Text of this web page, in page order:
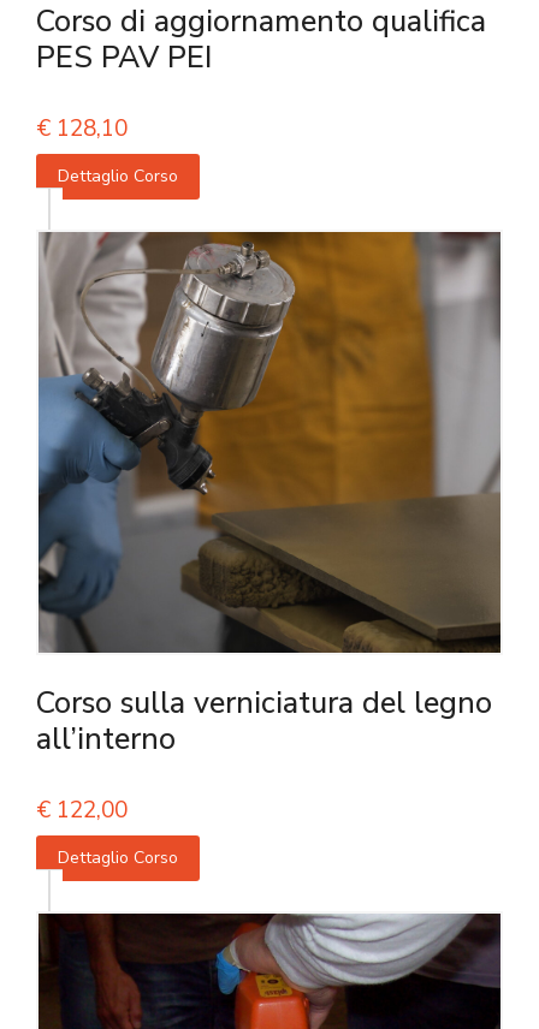
Corso di aggiornamento qualifica
PES PAV PEI
€ 128,10
Dettaglio Corso
Corso sulla verniciatura del legno
all’interno
€ 122,00
Dettaglio Corso